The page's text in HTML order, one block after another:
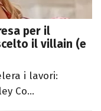
per il
il villain (e
i lavori:
Co...